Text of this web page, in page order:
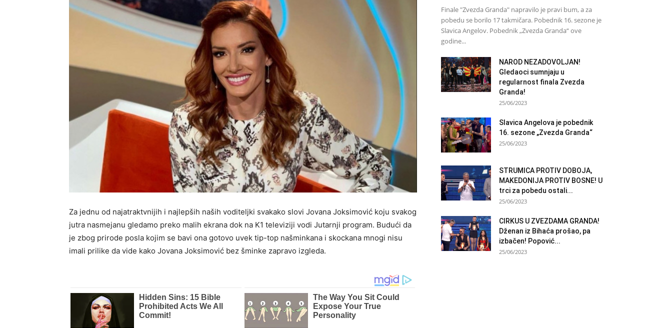
Za jednu od najatraktvnijih i najlepših naših voditeljki svakako slovi Jovana Joksimović koju svakog
jutra nasmejanu gledamo preko malih ekrana dok na K1 televiziji vodi Jutarnji program. Budući da
je zbog prirode posla kojim se bavi ona gotovo uvek tip-top našminkana i skockana mnogi nisu
imali prilike da vide kako Jovana Joksimović bez šminke zapravo izgleda.
Finale "Zvezda Granda" napravilo je pravi bum, a za
pobedu se borilo 17 takmičara. Pobednik 16. sezone je
Slavica Angelov. Pobednik „Zvezda Granda“ ove
godine...
NAROD NEZADOVOLJAN!
Gledaoci sumnjaju u
regularnost finala Zvezda
Granda!
25/06/2023
Slavica Angelova je pobednik
16. sezone „Zvezda Granda“
25/06/2023
STRUMICA PROTIV DOBOJA,
MAKEDONIJA PROTIV BOSNE! U
trci za pobedu ostali...
25/06/2023
CIRKUS U ZVEZDAMA GRANDA!
Dženan iz Bihaća prošao, pa
izbačen! Popović...
25/06/2023